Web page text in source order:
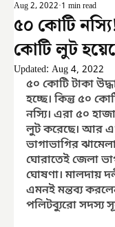
৫০ কোটি
কোটি লুট
Aug 2, 2022 1 min read
Updated: Aug 4, 2022
৫০ কোটি টাকা
হচ্ছে। কিন্তু ৫০
নস্যি। এরা ৫০
লুট করেছে। আর
ভাগাভাগির
ঘোরাতেই জেলা
ঘোষণা। মালদায়
এমনই মন্তব্য
পলিটব্যুরো সদস্য